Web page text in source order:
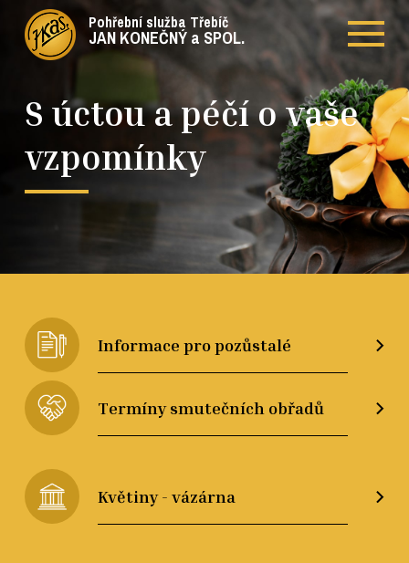
Pohřební služba Třebíč
JAN KONEČNÝ a SPOL.
S úctou a péčí o vaše
vzpomínky
Informace pro pozůstalé
Termíny smutečních obřadů
Květiny - vázárna